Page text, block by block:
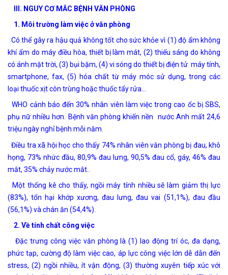
III. NGUY CƠ MẮC BỆNH VĂN PHÒNG
1. Môi trường làm việc ở văn phòng
Có thể gây ra hậu quả không tốt chosức khỏe vì (1) độ ẩm không
khí ẩm do máy điều hòa, thiết bị làm mát, (2) thiếu sáng do không
có ánh mặt trời, (3) bụi bặm, (4) vi sóng do thiết bị điện tử máy tính,
smartphone, fax, (5) hóa chất từ máy móc sử dụng, trong các
loại thuốcxịtcôn trùng hoặc thuốc tẩy rửa…
WHO cảnh báo đến 30% nhân viên làm việc trong cao ốc bị SBS,
phụ nữ nhiều hơn. Bệnh văn phòng khiến nền nước Anh mất 24,6
triệu ngày nghỉ bệnh mỗi năm.
Điều tra xã hội học cho thấy 74% nhân viên văn phòng bị đau, khô
họng, 73% nhức đầu, 80,9% đau lưng, 90,5% đau cổ, gáy, 46% đau
mắt, 35% chảynước mắt
Một thống kê cho thấy, ngồi máy tính nhiều sẽ làm giảm thị lực
(83%), tổn hại khớp xương, đau lưng, đau vai (51,1%), đau đầu
(56,1%) và chán ăn (54,4%).
2. Về tính chất công việc
Đặc trưng công việc văn phòng là (1) lao động trí óc, đa dạng,
phức tạp, cường độ làm việc cao, áp lực công việc lớn dễ dẫn đến
stress, (2) ngồi nhiều, ít vận động, (3) thường xuyên tiếp xúc với